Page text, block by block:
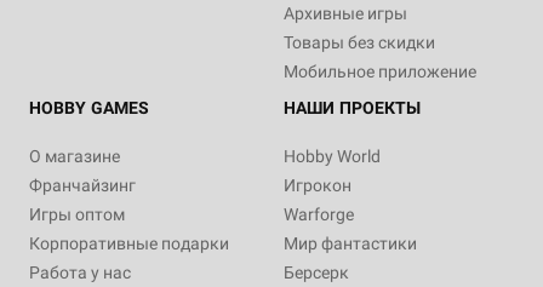
Архивные игры
Товары без скидки
Мобильное приложение
HOBBY GAMES
О магазине
Франчайзинг
Игры оптом
Корпоративные подарки
Работа у нас
НАШИ ПРОЕКТЫ
Hobby World
Игрокон
Warforge
Мир фантастики
Берсерк